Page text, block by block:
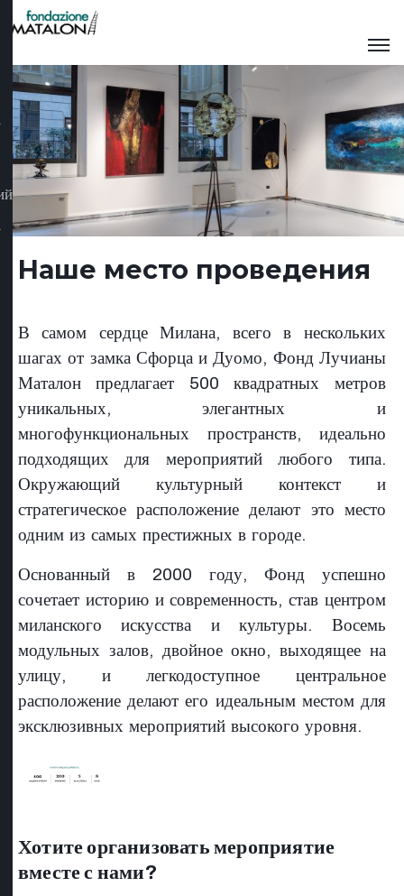
Наше место проведения
В самом сердце Милана, всего в нескольких
шагах от замка Сфорца и Дуомо, Фонд Лучианы
Маталон предлагает 500 квадратных метров
уникальных, элегантных и
многофункциональных пространств, идеально
подходящих для мероприятий любого типа.
Окружающий культурный контекст и
стратегическое расположение делают это место
одним из самых престижных в городе.
Основанный в 2000 году, Фонд успешно
сочетает историю и современность, став центром
миланского искусства и культуры. Восемь
модульных залов, двойное окно, выходящее на
улицу, и легкодоступное центральное
расположение делают его идеальным местом для
эксклюзивных мероприятий высокого уровня.
Хотите организовать мероприятие
вместе с нами?